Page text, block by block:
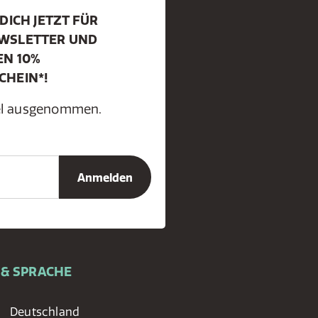
JETZT FÜR
UND
10%
ausgenommen.
SPRACHE
Deutschland